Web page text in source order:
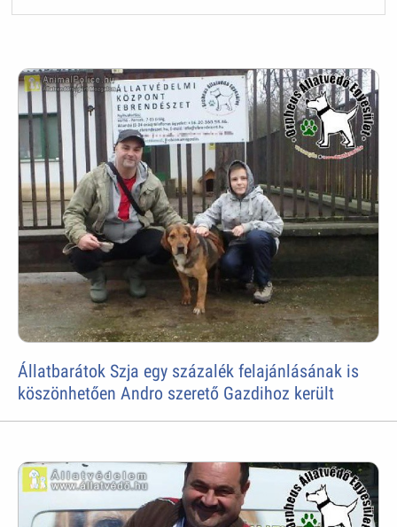
Állatbarátok Szja egy százalék felajánlásának is
köszönhetően Andro szerető Gazdihoz került